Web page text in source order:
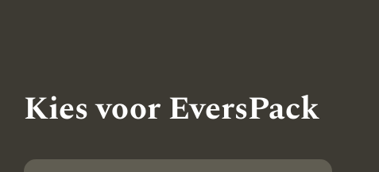
Kies voor EversPack